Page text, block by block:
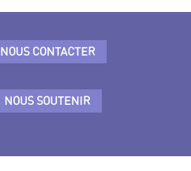
NOUS CONTACTER
NOUS SOUTENIR